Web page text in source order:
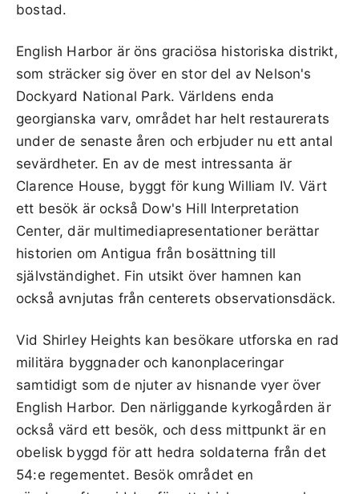
bostad.
English Harbor är öns graciösa historiska distrikt,
som sträcker sig över en stor del av Nelson's
Dockyard National Park. Världens enda
georgianska varv, området har helt restaurerats
under de senaste åren och erbjuder nu ett antal
sevärdheter. En av de mest intressanta är
Clarence House, byggt för kung William IV. Värt
ett besök är också Dow's Hill Interpretation
Center, där multimediapresentationer berättar
historien om Antigua från bosättning till
självständighet. Fin utsikt över hamnen kan
också avnjutas från centerets observationsdäck.
Vid Shirley Heights kan besökare utforska en rad
militära byggnader och kanonplaceringar
samtidigt som de njuter av hisnande vyer över
English Harbor. Den närliggande kyrkogården är
också värd ett besök, och dess mittpunkt är en
obelisk byggd för att hedra soldaterna från det
54:e regementet. Besök området en